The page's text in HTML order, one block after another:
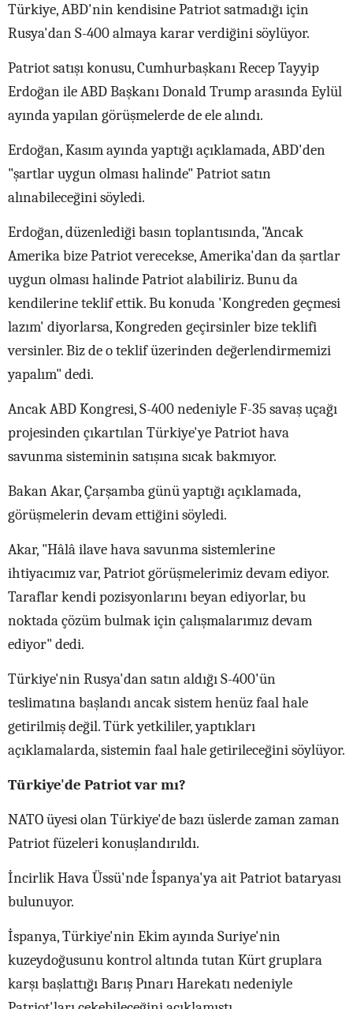
Türkiye, ABD'nin kendisine Patriot satmadığı için
Rusya'dan S-400 almaya karar verdiğini söylüyor.
Patriot satışı konusu, Cumhurbaşkanı Recep Tayyip
Erdoğan ile ABD Başkanı Donald Trump arasında Eylül
ayında yapılan görüşmelerde de ele alındı.
Erdoğan, Kasım ayında yaptığı açıklamada, ABD'den
"şartlar uygun olması halinde" Patriot satın
alınabileceğini söyledi.
Erdoğan, düzenlediği basın toplantısında, "Ancak
Amerika bize Patriot verecekse, Amerika'dan da şartlar
uygun olması halinde Patriot alabiliriz. Bunu da
kendilerine teklif ettik. Bu konuda 'Kongreden geçmesi
lazım' diyorlarsa, Kongreden geçirsinler bize teklifi
versinler. Biz de o teklif üzerinden değerlendirmemizi
yapalım" dedi.
Ancak ABD Kongresi, S-400 nedeniyle F-35 savaş uçağı
projesinden çıkartılan Türkiye'ye Patriot hava
savunma sisteminin satışına sıcak bakmıyor.
Bakan Akar, Çarşamba günü yaptığı açıklamada,
görüşmelerin devam ettiğini söyledi.
Akar, "Hâlâ ilave hava savunma sistemlerine
ihtiyacımız var, Patriot görüşmelerimiz devam ediyor.
Taraflar kendi pozisyonlarını beyan ediyorlar, bu
noktada çözüm bulmak için çalışmalarımız devam
ediyor" dedi.
Türkiye'nin Rusya'dan satın aldığı S-400'ün
teslimatına başlandı ancak sistem henüz faal hale
getirilmiş değil. Türk yetkililer, yaptıkları
açıklamalarda, sistemin faal hale getirileceğini söylüyor.
Türkiye'de Patriot var mı?
NATO üyesi olan Türkiye'de bazı üslerde zaman zaman
Patriot füzeleri konuşlandırıldı.
İncirlik Hava Üssü'nde İspanya'ya ait Patriot bataryası
bulunuyor.
İspanya, Türkiye'nin Ekim ayında Suriye'nin
kuzeydoğusunu kontrol altında tutan Kürt gruplara
karşı başlattığı Barış Pınarı Harekatı nedeniyle